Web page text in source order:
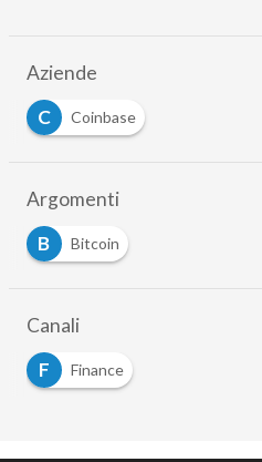
Aziende
C
Coinbase
Argomenti
B
Bitcoin
Canali
F
Finance